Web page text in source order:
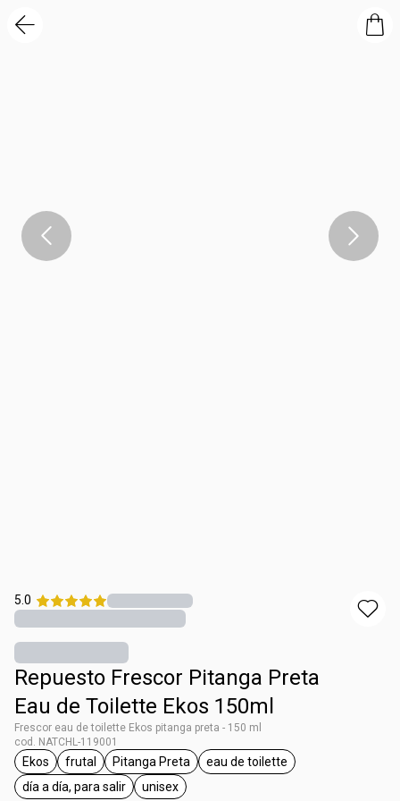
5.0
Repuesto Frescor Pitanga Preta
Eau de Toilette Ekos 150ml
Frescor eau de toilette Ekos pitanga preta - 150 ml
cod. NATCHL-119001
general.tag Ekos
Ekos
general.tag frutal
frutal
general.tag Pitanga Preta
Pitanga Preta
general.tag eau de toilette
eau de toilette
general.tag día a día, para salir
día a día, para salir
general.tag unisex
unisex